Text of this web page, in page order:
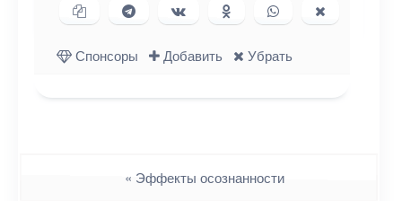
Копировать ссылку
Поделиться в Telegram
Поделиться ВКонтакте
Поделиться в
Одноклассниках
Поделиться в
WhatsApp
в X (Twitter)
Спонсоры
Добавить Убрать
« Эффекты осознанности